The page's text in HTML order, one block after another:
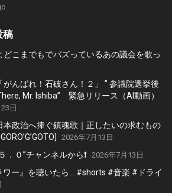
稿
どこまでもでバズっているあの議会を歌っ
がんばれ！石破さん！２」 ” 参議院選挙後
Mr. Ishiba” 緊急リリース（AI動画）
日
本政治へ捧ぐ鎮魂歌｜正したいの求むもの
2026年7月13日
０”チャンネルから❗️ 2026年7月13日
ワー』を聴いたら… #shorts #音楽 #ドライ